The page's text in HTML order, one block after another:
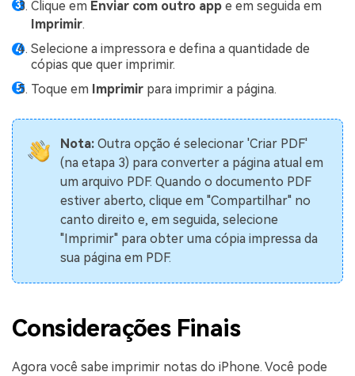
Clique em Enviar com outro app e em seguida em
Imprimir.
Selecione a impressora e defina a quantidade de
cópias que quer imprimir.
Toque em Imprimir para imprimir a página.
Nota:Outra opção é selecionar 'Criar PDF'
(na etapa 3) para converter a página atual em
um arquivo PDF. Quando o documento PDF
estiver aberto, clique em "Compartilhar" no
canto direito e, em seguida, selecione
"Imprimir" para obter uma cópia impressa da
sua página em PDF.
Considerações Finais
Agora você sabe imprimir notas do iPhone. Você pode